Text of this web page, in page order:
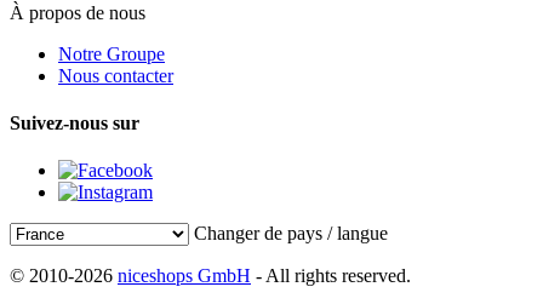
À propos de nous
Notre Groupe
Nous contacter
Suivez-nous sur
Changer de pays / langue
© 2010-2026 niceshops GmbH - All rights reserved.